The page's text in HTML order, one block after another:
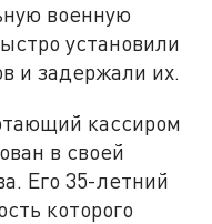
военную
установили
и задержали их.
кассиром
в своей
Его 35-летний
которого